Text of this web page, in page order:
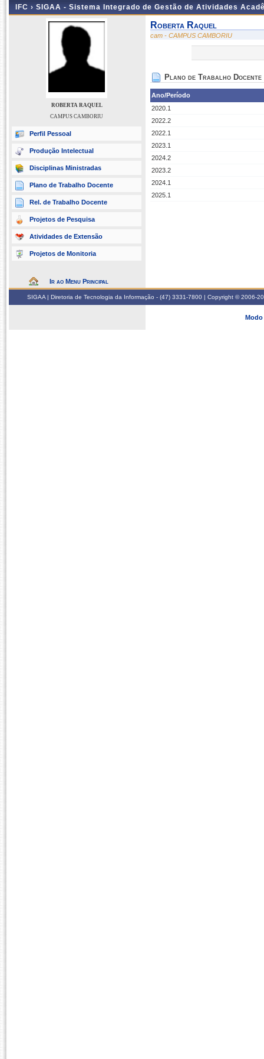
IFC › SIGAA - Sistema Integrado de Gestão de Atividades
ROBERTA RAQUEL
CAMPUS CAMBORIU
Perfil Pessoal
Produção Intelectual
Disciplinas Ministradas
Plano de Trabalho Docente
Rel. de Trabalho Docente
Projetos de Pesquisa
Atividades de Extensão
Projetos de Monitoria
Ir ao Menu Principal
Roberta Raquel
cam - CAMPUS CAMBORIU
Plano de Trabalho Docente
Ano/Período
2020.1
2022.2
2022.1
2023.1
2024.2
2023.2
2024.1
2025.1
SIGAA | Diretoria de Tecnologia da Informação - (47) 3331-7800 | Copyright © 2006-
Modo